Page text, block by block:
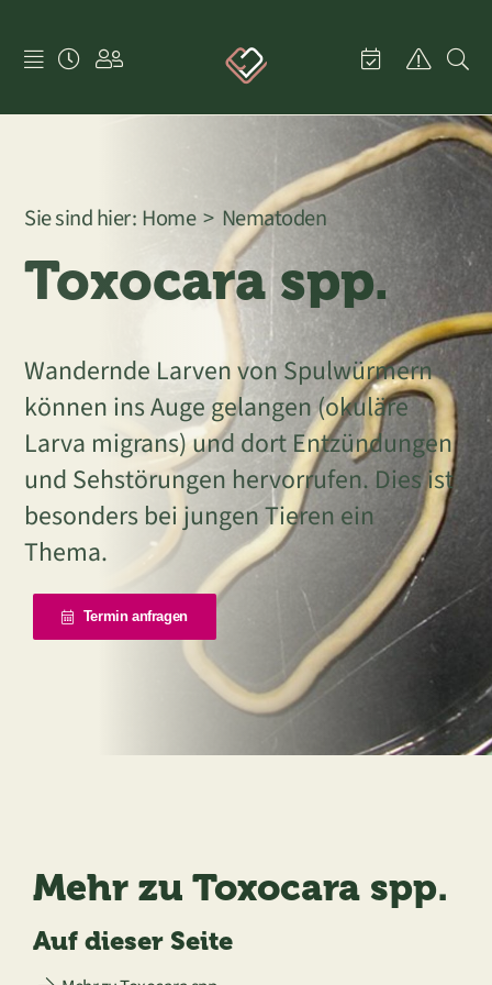
Sie sind hier: Home Nematoden
Toxocara spp.
Wandernde Larven von Spulwürmern
können ins Auge gelangen (okuläre
Larva migrans) und dort Entzündungen
und Sehstörungen hervorrufen. Dies ist
besonders bei jungen Tieren ein
Thema.
Termin anfragen
Mehr zu Toxocara spp.
Auf dieser Seite